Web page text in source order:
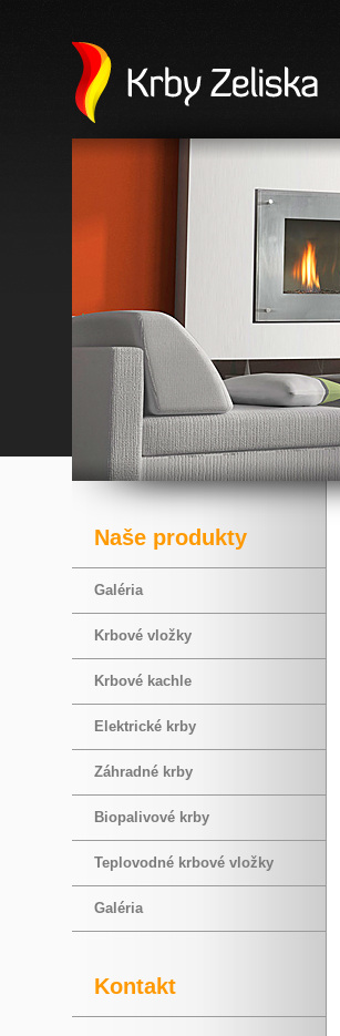
Naše produkty
Galéria
Krbové vložky
Krbové kachle
Elektrické krby
Záhradné krby
Biopalivové krby
Teplovodné krbové vložky
Galéria
Kontakt